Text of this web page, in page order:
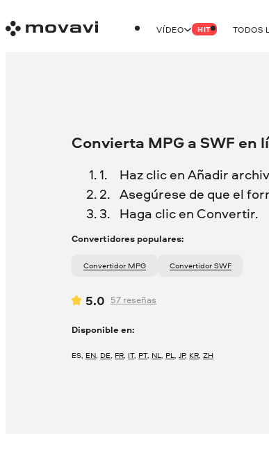
VÍDEO HIT TODOS
Convierta MPG a SWF en
Haz clic en Añadir
Asegúrese de que el
Haga clic en Convertir.
Convertidores populares:
Convertidor MPG Convertidor SWF
5.0 57 reseñas
Disponible en:
ES, EN, DE, FR, IT, PT, NL, PL,JP, KR,ZH